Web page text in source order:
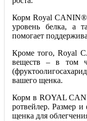
Корм Royal CANIN®
уровень белка, а
помогает
Кроме того, Royal
веществ – в том
вашего щенка.
Корм в ROYAL
ротвейлер. Размер
щенка для